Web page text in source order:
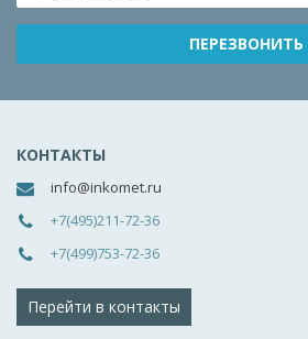
КОНТАКТЫ
info@inkomet.ru
+7(495)211-72-36
+7(499)753-72-36
Перейти в контакты